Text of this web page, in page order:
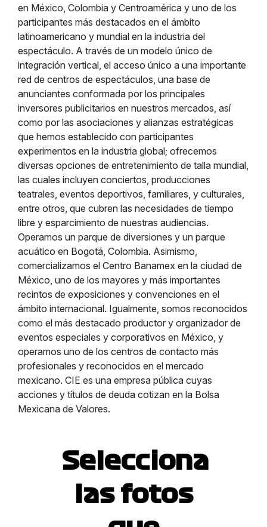
en México, Colombia y Centroamérica y uno de los
participantes más destacados en el ámbito
latinoamericano y mundial en la industria del
espectáculo. A través de un modelo único de
integración vertical, el acceso único a una importante
red de centros de espectáculos, una base de
anunciantes conformada por los principales
inversores publicitarios en nuestros mercados, así
como por las asociaciones y alianzas estratégicas
que hemos establecido con participantes
experimentos en la industria global; ofrecemos
diversas opciones de entretenimiento de talla mundial,
las cuales incluyen conciertos, producciones
teatrales, eventos deportivos, familiares, y culturales,
entre otros, que cubren las necesidades de tiempo
libre y esparcimiento de nuestras audiencias.
Operamos un parque de diversiones y un parque
acuático en Bogotá, Colombia. Asimismo,
comercializamos el Centro Banamex en la ciudad de
México, uno de los mayores y más importantes
recintos de exposiciones y convenciones en el
ámbito internacional. Igualmente, somos reconocidos
como el más destacado productor y organizador de
eventos especiales y corporativos en México, y
operamos uno de los centros de contacto más
profesionales y reconocidos en el mercado
mexicano. CIE es una empresa pública cuyas
acciones y títulos de deuda cotizan en la Bolsa
Mexicana de Valores.
Selecciona
las fotos